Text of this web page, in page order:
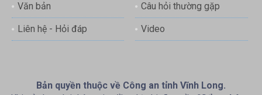
Văn bản Câu hỏi thường gặp
Liên hệ - Hỏi đáp Video
Bản quyền thuộc về Công an tỉnh Vĩnh Long.